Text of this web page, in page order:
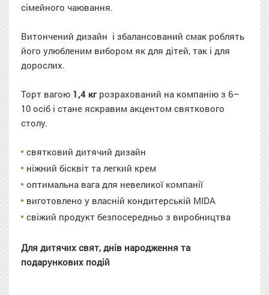
сімейного чаювання.
Витончений дизайн і збалансований смак роблять
його улюбленим вибором як для дітей, так і для
дорослих.
Торт вагою 1,4 кгрозрахований на компанію з 6–
10 осіб і стане яскравим акцентом святкового
столу.
святковий дитячий дизайн
ніжний бісквіт та легкий крем
оптимальна вага для невеликої компанії
виготовлено у власній кондитерській MIDA
свіжий продукт безпосередньо з виробництва
Для дитячих свят, днів народження та
подарункових подій